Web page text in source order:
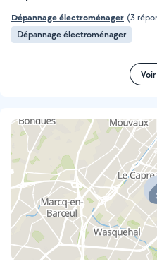
Dépannage électroménager (3
Dépannage électroménager